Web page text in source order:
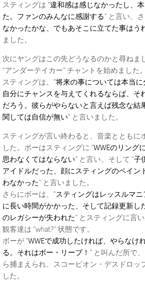
スティングは “違和感は感じなかったし、
た。ファンのみんなに感謝する” と言い、
なかったかな、でもあそこに立てた事はう
ました。
次にヤングはこの先どうなるのかと尋ねま
“アンダーテイカー” チャントを始めました。
スティングは、”将来の事については本当に
自分にチャンスを与えてくれるならば、そ
だろう。彼らがやらないと言えば残念な結
関しては自信が無い” と言いました。
スティングが言い終わると、音楽とともに
した。ボーはスティングに “WWEのリング
思わなくてはならない” と言い、そして “子
アイドルだった、顔にスティングのペイン
わなかった” と言いました。
さらにボーは、”スティングはレッスルマ
に長い時間がかかった、そして記録更新し
のレガシーが失われた” とスティングに言
観客達は “what?” 状態です。
ボーが “WWEで成功したければ、やらなけ
る。それはボー・リーブ！ ” と叫んだ所で
ら捕まえられ、スコーピオン・デスドロッ
した。